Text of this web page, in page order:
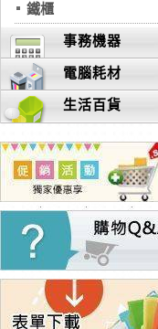
鐵櫃
事務機器
電腦耗材
生活百貨